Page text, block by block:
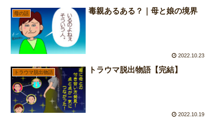
母の話 毒親あるある？｜母と娘の境界
2022.10.23
トラウマ脱出物語 トラウマ脱出物語【完結】
2022.10.19